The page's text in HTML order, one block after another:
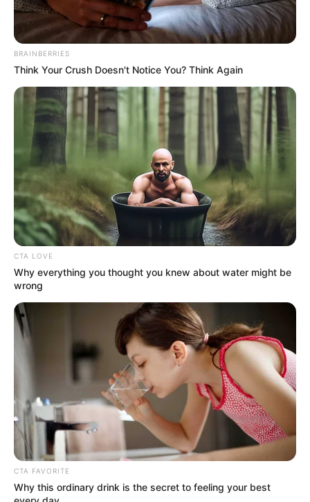
BRAINBERRIES
Think Your Crush Doesn't Notice You? Think Again
CTA LOVE
Why everything you thought you knew about water might be
wrong
CTA FAVORITE
Why this ordinary drink is the secret to feeling your best